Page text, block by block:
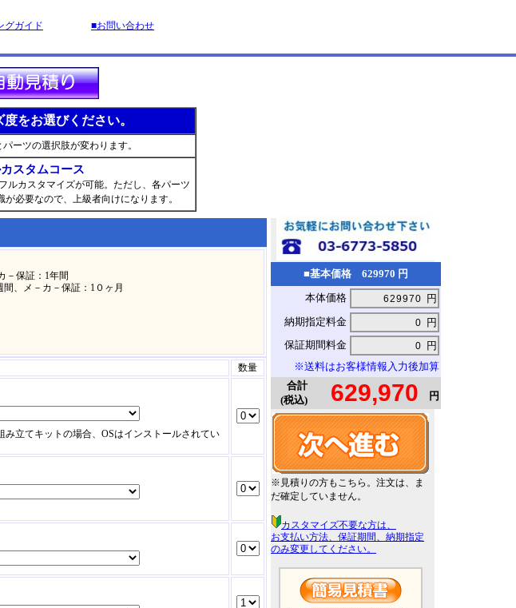
グガイド ■お問い合わせ
をお選びください。
ーツの選択肢が変わります。
スタムコース
ルカスタマイズが可能。ただし、各パーツ
が必要なので、上級者向けになります。
－保証：1年間
、メ－カ－保証：1０ヶ月
数量
立てキットの場合、OSはインストールされてい
■基本価格 629970 円
本体価格
円
納期指定料金
円
保証期間料金
円
※送料はお客様情報入力後加算
合計
(税込)
円
※見積りの方もこちら。注文は、ま
だ確定していません。
カスタマイズ不要な方は、
お支払い方法、保証期間、納期指定
のみ変更してください。